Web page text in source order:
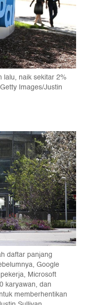
lalu, naik sekitar 2%
Images/Justin
daftar panjang
Google
Microsoft
karyawan, dan
memberhentikan